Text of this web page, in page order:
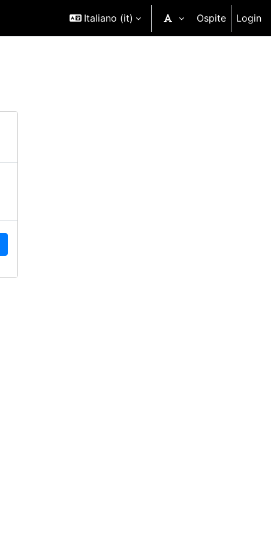
Italiano ‎(it)‎ Ospite Login